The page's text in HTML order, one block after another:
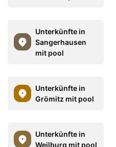
Unterkünfte in
Sangerhausen
mit pool
Unterkünfte in
Grömitz mit pool
Unterkünfte in
Weilburg mit pool